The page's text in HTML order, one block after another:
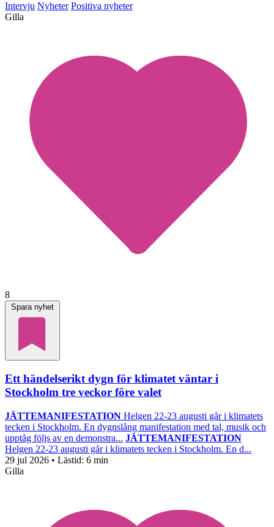
Intervju Nyheter Positiva nyheter
Gilla
8
Spara nyhet
Ett händelserikt dygn för klimatet väntar i
Stockholm tre veckor före valet
JÄTTEMANIFESTATION Helgen 22-23 augusti går i klimatets
tecken i Stockholm. En dygnslång manifestation med tal, musik och
upptåg följs av en demonstra... JÄTTEMANIFESTATION
Helgen 22-23 augusti går i klimatets tecken i Stockholm. En d...
29 jul 2026 • Lästid: 6 min
Gilla